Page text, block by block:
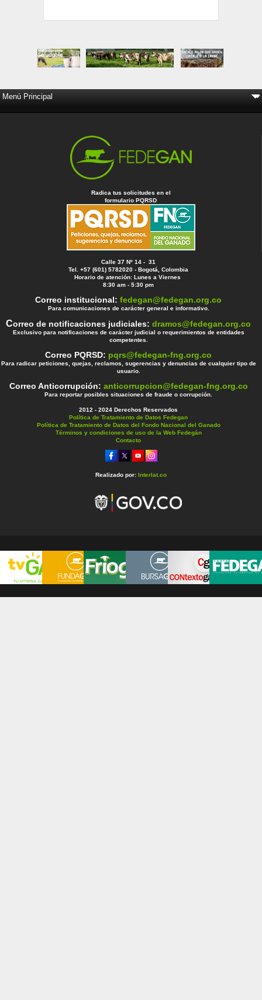
Radica tus solicitudes en el
formulario PQRSD
Calle 37 Nº 14 - 31
Tel. +57 (601) 5782020 - Bogotá, Colombia
Horario de atención: Lunes a Viernes
8:30 am - 5:30 pm
Correo institucional:fedegan@fedegan.org.co
Para comunicaciones de carácter general e informativo.
Correo de notificaciones judiciales:dramos@fedegan.org.co
Exclusivo para notificaciones de carácter judicial o requerimientos de entidades
competentes.
Correo PQRSD: pqrs@fedegan-fng.org.co
Para radicar peticiones, quejas, reclamos, sugerencias y denuncias de cualquier tipo de
usuario.
Correo Anticorrupción: anticorrupcion@fedegan-fng.org.co
Para reportar posibles situaciones de fraude o corrupción.
2012 - 2024 Derechos Reservados
Política de Tratamiento de Datos Fedegan
Política de Tratamiento de Datos del Fondo Nacional del Ganado
Términos y condiciones de uso de la Web Fedegán
Contacto
Realizado por: Interlat.co